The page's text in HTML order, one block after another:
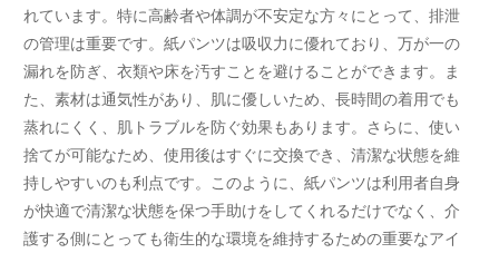
れています。特に高齢者や体調が不安定な方々にとって、排泄
の管理は重要です。紙パンツは吸収力に優れており、万が一の
漏れを防ぎ、衣類や床を汚すことを避けることができます。ま
た、素材は通気性があり、肌に優しいため、長時間の着用でも
蒸れにくく、肌トラブルを防ぐ効果もあります。さらに、使い
捨てが可能なため、使用後はすぐに交換でき、清潔な状態を維
持しやすいのも利点です。このように、紙パンツは利用者自身
が快適で清潔な状態を保つ手助けをしてくれるだけでなく、介
護する側にとっても衛生的な環境を維持するための重要なアイ